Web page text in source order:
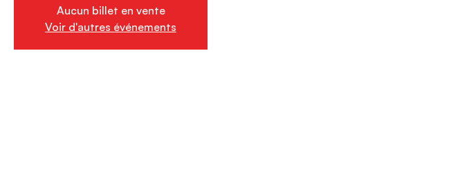
Aucun billet en vente
Voir d'autres événements